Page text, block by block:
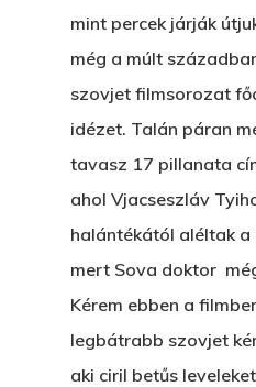
mint percek járják
még a múlt
szovjet filmsorozat
idézet. Talán páran
tavasz 17 pillanata
ahol Vjacseszláv
halántékától aléltak a
mert Sova doktor
Kérem ebben a
legbátrabb szovjet
aki ciril betűs